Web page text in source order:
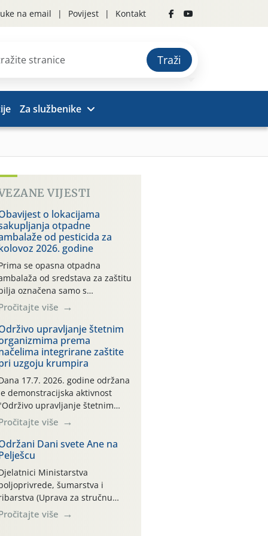
na email Povijest Kontakt
Traži
Za službenike
VIJESTI
o lokacijama
otpadne
od pesticida za
2026. godine
se opasna otpadna
od sredstava za zaštitu
označena samo s
i oznakom
CROCPA EKO MODEL:
ambalaža kao i
drugih proizvoda koji
sredstva za zaštitu bilja
(npr. ambalaža od mineralnih
se ne prihvaća.
je osiguran
povrat prazne
isključivo ovih tvrtki:
MAKS, AGRONOM,
TKI* (PINUS […]
više
upravljanje štetnim
prema
integrirane zaštite
uzgoju krumpira
17.7. 2026. godine održana
demonstracijska aktivnost
upravljanje štetnim
prema načelima
integrirane zaštite pri uzgoju
na pokusnom polju
kraj naselja Belica
parcela ID 2445031)
dio Međimurske
više
Dani svete Ane na
Ministarstva
šumarstva i
(Uprava za stručnu
razvoju poljoprivrede)
sudjelovali su na tradicionalnom
više